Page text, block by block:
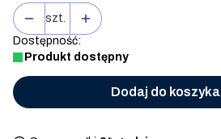
szt.
Dostępność:
Produkt dostępny
Dodaj do koszyka